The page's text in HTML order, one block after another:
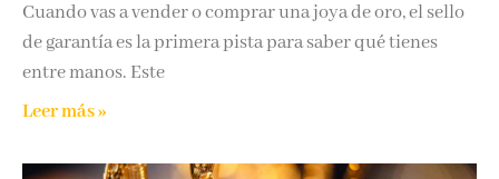
Cuando vas a vender o comprar una joya de oro, el sello
de garantía es la primera pista para saber qué tienes
entre manos. Este
Leer más »